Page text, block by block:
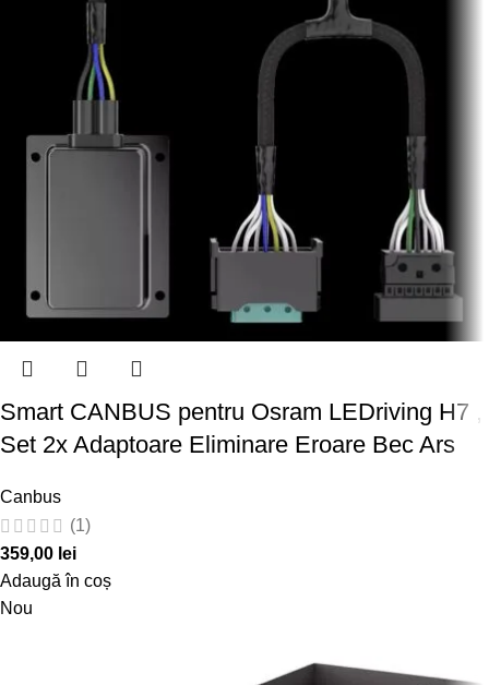
Smart CANBUS pentru Osram LEDriving H7 ,
Set 2x Adaptoare Eliminare Eroare Bec Ars
Canbus
(1)
359,00 lei
Adaugă în coș
Nou